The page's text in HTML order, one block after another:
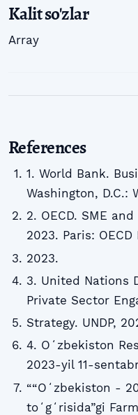
Kalit so'zlar
Array
References
1. World Bank.
Washington, D.C.:
2. OECD. SME
2023. Paris: OECD
2023.
3. United Nations
Private Sector
Strategy. UNDP,
4. Oʻzbekiston
2023-yil 11-
““Oʻzbekiston -
toʻgʻrisida”gi